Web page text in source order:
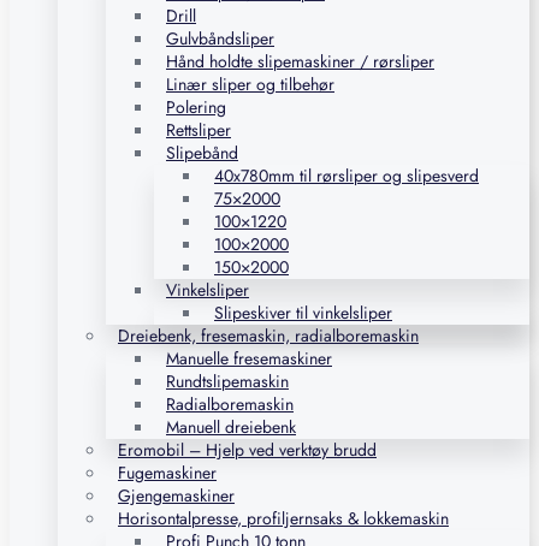
Drill
Gulvbåndsliper
Hånd holdte slipemaskiner / rørsliper
Linær sliper og tilbehør
Polering
Rettsliper
Slipebånd
40x780mm til rørsliper og slipesverd
75×2000
100×1220
100×2000
150×2000
Vinkelsliper
Slipeskiver til vinkelsliper
Dreiebenk, fresemaskin, radialboremaskin
Manuelle fresemaskiner
Rundtslipemaskin
Radialboremaskin
Manuell dreiebenk
Eromobil – Hjelp ved verktøy brudd
Fugemaskiner
Gjengemaskiner
Horisontalpresse, profiljernsaks & lokkemaskin
Profi Punch 10 tonn